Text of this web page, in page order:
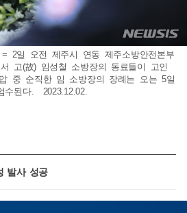
2일 오전 제주시 연동 제주소방안전본부
고(故) 임성철 소방장의 동료들이 고인
중 순직한 임 소방장의 장례는 오는 5일
수된다. 2023.12.02.
발사 성공